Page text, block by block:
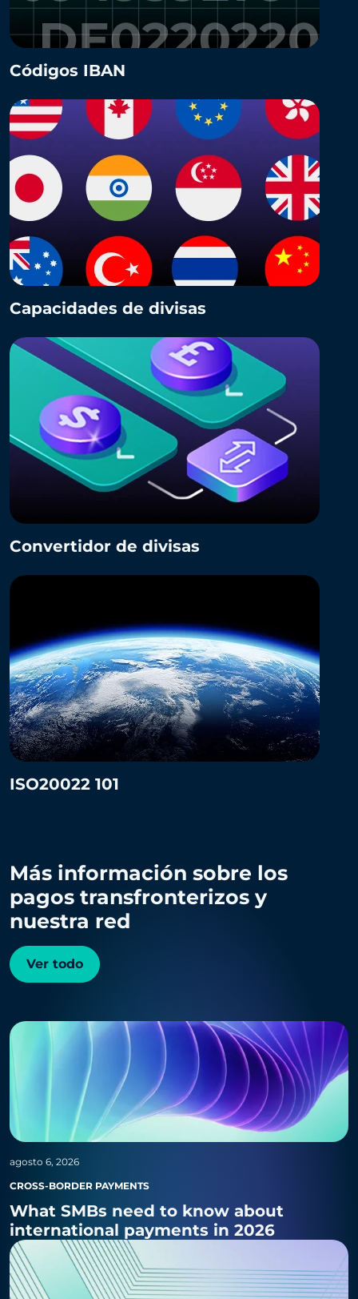
Códigos IBAN
Capacidades de divisas
Convertidor de divisas
ISO20022 101
Más información sobre los
pagos transfronterizos y
nuestra red
Ver todo
agosto 6, 2026
CROSS-BORDER PAYMENTS
What SMBs need to know about
international payments in 2026